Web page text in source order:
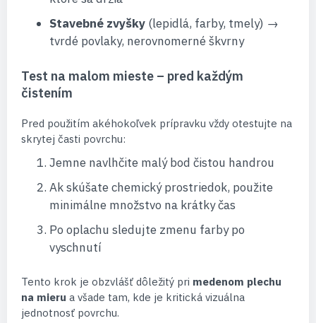
Stavebné zvyšky (lepidlá, farby, tmely) →
tvrdé povlaky, nerovnomerné škvrny
Test na malom mieste – pred každým
čistením
Pred použitím akéhokoľvek prípravku vždy otestujte na
skrytej časti povrchu:
Jemne navlhčite malý bod čistou handrou
Ak skúšate chemický prostriedok, použite
minimálne množstvo na krátky čas
Po oplachu sledujte zmenu farby po
vyschnutí
Tento krok je obzvlášť dôležitý pri medenom plechu
na mieru a všade tam, kde je kritická vizuálna
jednotnosť povrchu.